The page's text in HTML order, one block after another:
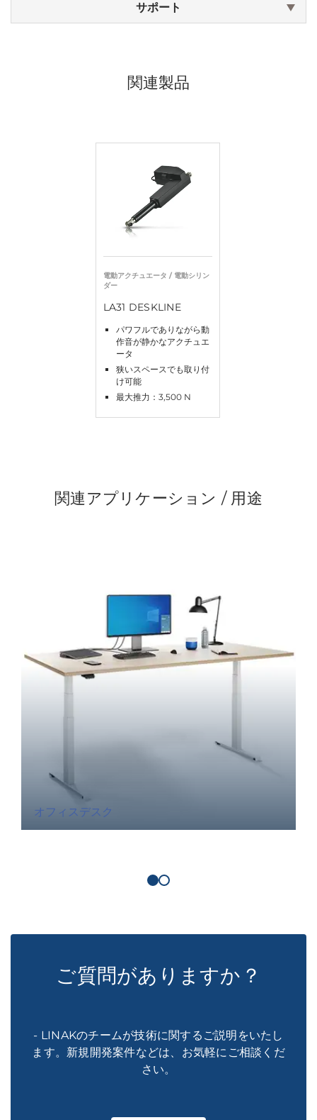
サポート
関連製品
電動アクチュエータ / 電動シリン
ダー
LA31 DESKLINE
パワフルでありながら動
作音が静かなアクチュエ
ータ
狭いスペースでも取り付
け可能
最大推力：3,500 N
関連アプリケーション / 用途
オフィスデスク
ご質問がありますか？
- LINAKのチームが技術に関するご説明をいたし
ます。新規開発案件などは、お気軽にご相談くだ
さい。